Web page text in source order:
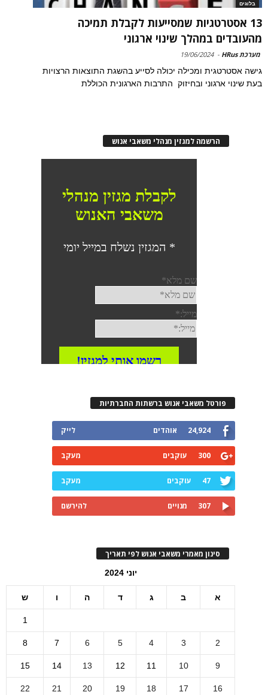
בלוגים
13 אסטרטגיות שמסייעות לקבלת תמיכה
מהעובדים במהלך שינוי ארגוני
מערכת HRus -
19/06/2024
גישה אסטרטגית ומכילה יכולה לסייע בהשגת התוצאות הרצויות
בעת שינוי ארגוני ובחיזוק התרבות הארגונית הכוללת
הרשמה למגזין מנהלי משאבי אנוש
פורטל משאבי אנוש ברשתות החברתיות
24,924 אוהדים לייק
300 עוקבים מעקב
47 עוקבים מעקב
307 מנויים להירשם
סינון מאמרי משאבי אנוש לפי תאריך
יוני 2024
א ב ג ד ה ו ש
1
2
3
4
5
6
7
8
9
10
11
12
13
14
15
16
17
18
19
20
21
22